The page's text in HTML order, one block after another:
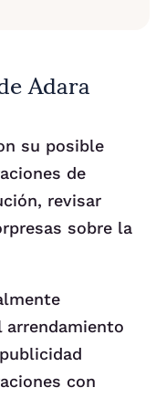
Adara
su posible
de
revisar
sobre la
arrendamiento
con